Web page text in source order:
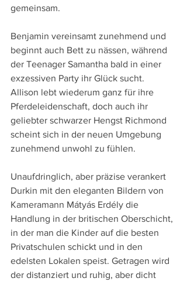
gemeinsam.
Benjamin vereinsamt zunehmend und
beginnt auch Bett zu nässen, während
der Teenager Samantha bald in einer
exzessiven Party ihr Glück sucht.
Allison lebt wiederum ganz für ihre
Pferdeleidenschaft, doch auch ihr
geliebter schwarzer Hengst Richmond
scheint sich in der neuen Umgebung
zunehmend unwohl zu fühlen.
Unaufdringlich, aber präzise verankert
Durkin mit den eleganten Bildern von
Kameramann Mátyás Erdély die
Handlung in der britischen Oberschicht,
in der man die Kinder auf die besten
Privatschulen schickt und in den
edelsten Lokalen speist. Getragen wird
der distanziert und ruhig, aber dicht